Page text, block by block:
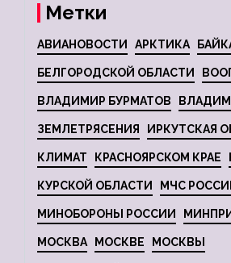
Метки
АВИАНОВОСТИ АРКТИКА
БЕЛГОРОДСКОЙ ОБЛАСТИ
ВЛАДИМИР БУРМАТОВ
ЗЕМЛЕТРЯСЕНИЯ ИРКУТСКАЯ
КЛИМАТ КРАСНОЯРСКОМ КРАЕ
КУРСКОЙ ОБЛАСТИ МЧС
МИНОБОРОНЫ РОССИИ
МОСКВА МОСКВЕ МОСКВЫ